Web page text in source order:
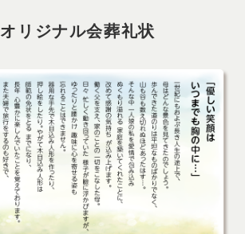
オリジナル会葬礼状